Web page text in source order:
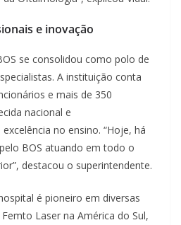
e inovação
se consolidou como polo de
A instituição conta
e mais de 350
nacional e
no ensino. “Hoje, há
BOS atuando em todo o
destacou o superintendente.
é pioneiro em diversas
Laser na América do Sul,